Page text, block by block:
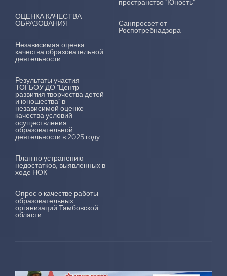
ОЦЕНКА КАЧЕСТВА
ОБРАЗОВАНИЯ
Независимая оценка
качества образовательной
деятельности
Результаты участия
ТОГБОУ ДО "Центр
развития творчества детей
и юношества" в
независимой оценке
качества условий
осуществления
образовательной
деятельности в 2025 году
План по устранению
недостатков, выявленных в
ходе НОК
Опрос о качестве работы
образовательных
организаций Тамбовской
области
пространство "Юность"
Санпросвет от
Роспотребнадзора